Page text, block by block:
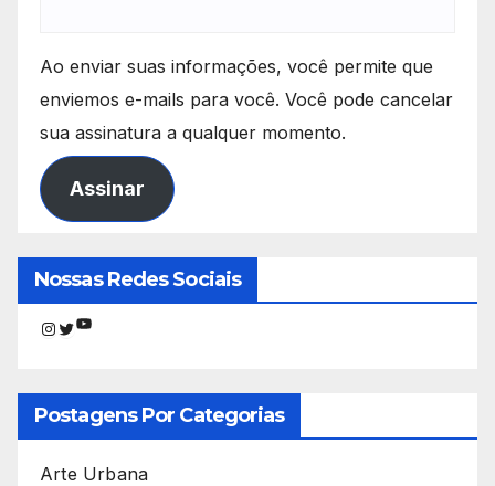
Ao enviar suas informações, você permite que
enviemos e-mails para você. Você pode cancelar
sua assinatura a qualquer momento.
Assinar
Nossas Redes Sociais
Instagram
Twitter
Youtube
Postagens Por Categorias
Arte Urbana